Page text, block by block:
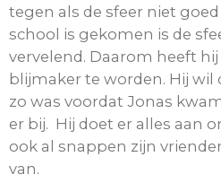
tegen als de sfeer niet
school is gekomen is de
vervelend. Daarom heeft
blijmaker te worden. Hij
zo was voordat Jonas
er bij. Hij doet er alles aan
ook al snappen zijn
van.